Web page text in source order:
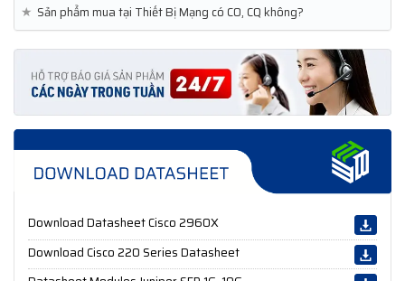
★ Sản phẩm mua tại Thiết Bị Mạng có CO, CQ không?
Download Datasheet Cisco 2960X
Download Cisco 220 Series Datasheet